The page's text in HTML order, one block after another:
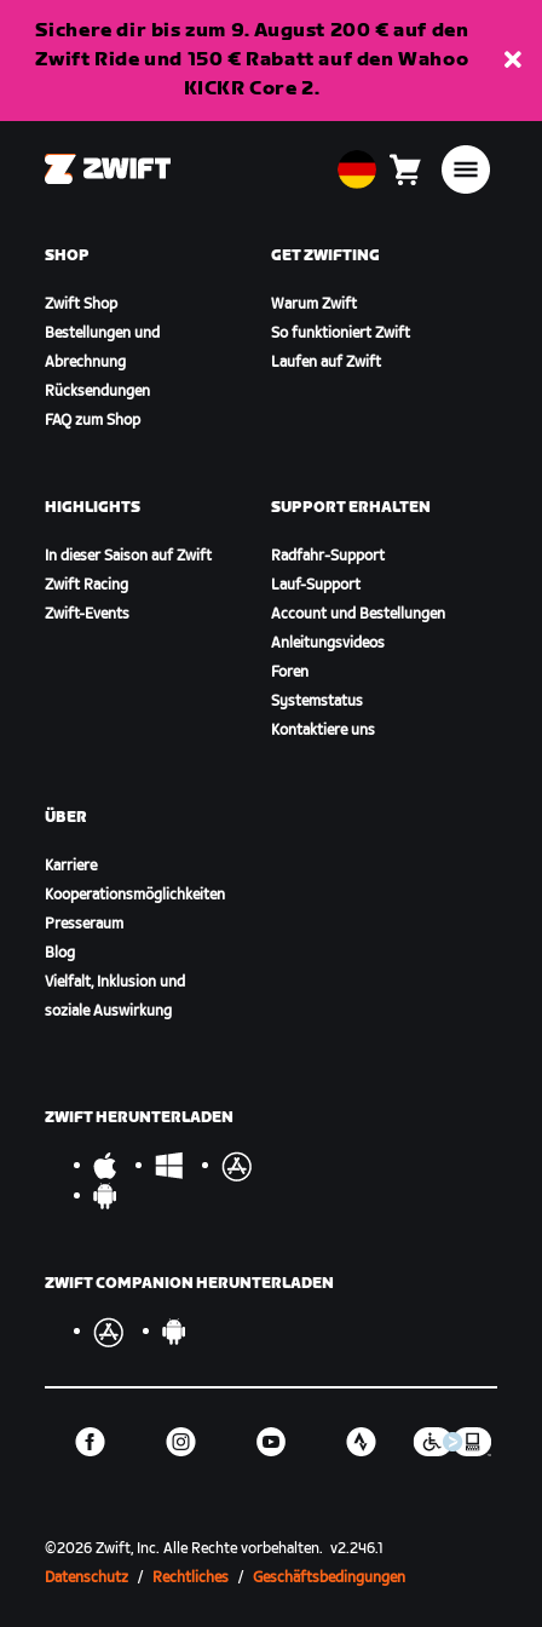
Sichere dir bis zum 9. August 200 € auf den
Zwift Ride und 150 € Rabatt auf den Wahoo
KICKR Core 2.
EuropeanWarenkorb
Zwift
SHOP
Zwift Shop
Bestellungen und
Abrechnung
Rücksendungen
FAQ zum Shop
GET ZWIFTING
Warum Zwift
So funktioniert Zwift
Laufen auf Zwift
HIGHLIGHTS
In dieser Saison auf Zwift
Zwift Racing
Zwift-Events
SUPPORT ERHALTEN
Radfahr-Support
Lauf-Support
Account und Bestellungen
Anleitungsvideos
Foren
Systemstatus
Kontaktiere uns
ÜBER
Karriere
Kooperationsmöglichkeiten
Presseraum
Blog
Vielfalt, Inklusion und
soziale Auswirkung
ZWIFT HERUNTERLADEN
ZWIFT COMPANION HERUNTERLADEN
©2026 Zwift, Inc.Alle Rechte vorbehalten. v2.246.1
Datenschutz / Rechtliches / Geschäftsbedingungen